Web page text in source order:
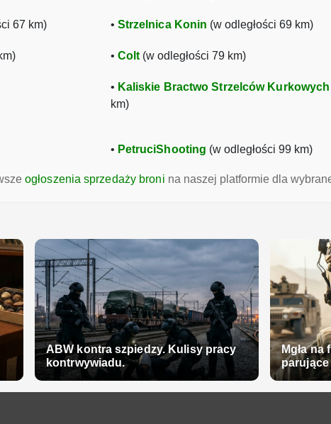
67 km) • Strzelnica Konin (w odległości 69 km)
• Colt (w odległości 79 km)
• Kaliskie Bractwo Strzelców Kurkowych
km)
• PetruciShooting (w odległości 99 km)
ogłoszenia sprzedaży broni na naszej platformie dla
ABW kontra szpiedzy. Kulisy pracy
kontrwywiadu.
Mgła na